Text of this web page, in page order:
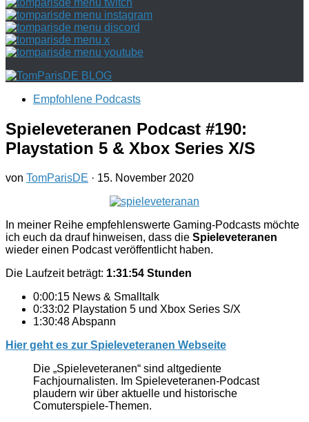
Empfohlene Podcasts
Spieleveteranen Podcast #190:
Playstation 5 & Xbox Series X/S
von TomParisDE · 15. November 2020
In meiner Reihe empfehlenswerte Gaming-Podcasts möchte
ich euch da drauf hinweisen, dass die Spieleveteranen
wieder einen Podcast veröffentlicht haben.
Die Laufzeit beträgt: 1:31:54 Stunden
0:00:15 News & Smalltalk
0:33:02 Playstation 5 und Xbox Series S/X
1:30:48 Abspann
Hier geht es zur Spieleveteranen Webseite
Die „Spieleveteranen“ sind altgediente
Fachjournalisten. Im Spieleveteranen-Podcast
plaudern wir über aktuelle und historische
Comuterspiele-Themen.